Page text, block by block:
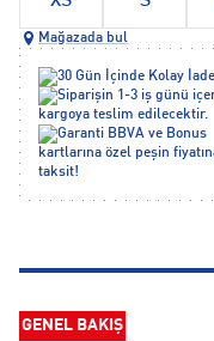
Mağazada bul
GENEL BAKIŞ